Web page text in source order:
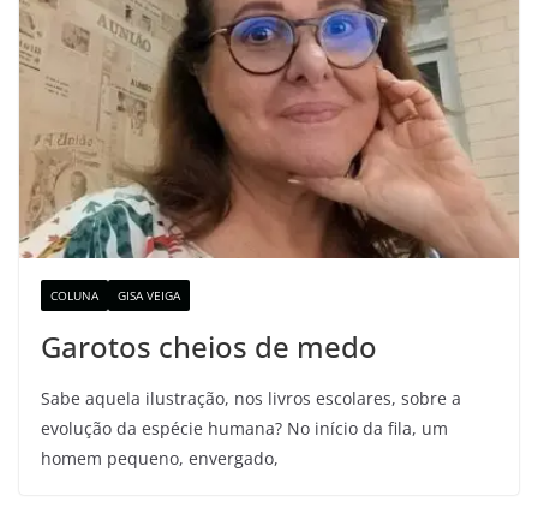
COLUNA GISA VEIGA
Garotos cheios de medo
Sabe aquela ilustração, nos livros escolares, sobre a
evolução da espécie humana? No início da fila, um
homem pequeno, envergado,